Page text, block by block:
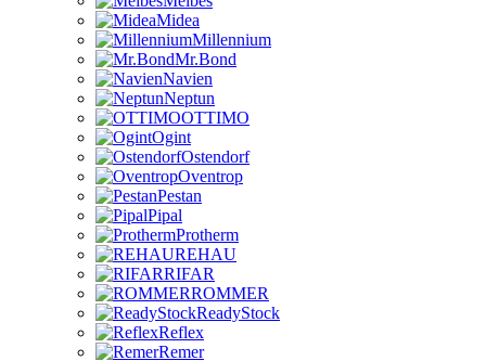
Midea
Millennium
Mr.Bond
Navien
Neptun
OTTIMO
Ogint
Ostendorf
Oventrop
Pestan
Pipal
Protherm
REHAU
RIFAR
ROMMER
ReadyStock
Reflex
Remer